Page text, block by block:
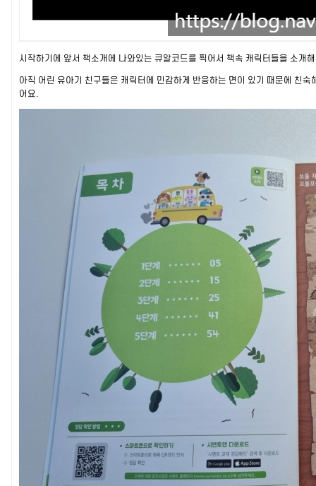
시작하기에 앞서 책소개에 나와있는 큐알코드를 찍어서 책속 캐릭터들을 소개
아직 어린 유아기 친구들은 캐릭터에 민감하게 반응하는 면이 있기 때문에 친
어요.